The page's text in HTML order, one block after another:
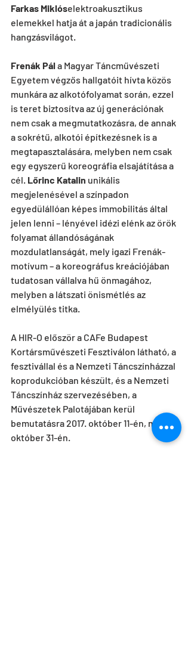
Farkas Miklóselektroakusztikus
elemekkel hatja át a japán tradicionális
hangzásvilágot.
Frenák Pál a Magyar Táncművészeti
Egyetem végzős hallgatóit hívta közös
munkára az alkotófolyamat során, ezzel
is teret biztosítva az új generációnak
nem csak a megmutatkozásra, de annak
a sokrétű, alkotói építkezésnek is a
megtapasztalására, melyben nem csak
egy egyszerű koreográfia elsajátítása a
cél. Lőrinc Katalin unikális
megjelenésével a színpadon
egyedülállóan képes immobilitás által
jelen lenni – lényével idézi elénk az örök
folyamat állandóságának
mozdulatlanságát, mely igazi Frenák-
motívum – a koreográfus kreációjában
tudatosan vállalva hű önmagához,
melyben a látszati önismétlés az
elmélyülés titka.
A HIR-O először a CAFe Budapest
Kortársművészeti Fesztiválon látható, a
fesztivállal és a Nemzeti Táncszínházzal
koprodukcióban készült, és a Nemzeti
Táncszínház szervezésében, a
Művészetek Palotájában kerül
bemutatásra 2017. október 11-én, majd
október 31-én.